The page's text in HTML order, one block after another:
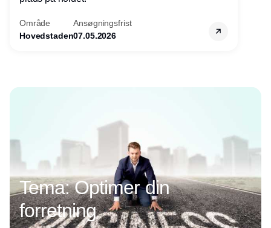
Område
Hovedstaden
Ansøgningsfrist
07.05.2026
Tema: Optimer din
forretning